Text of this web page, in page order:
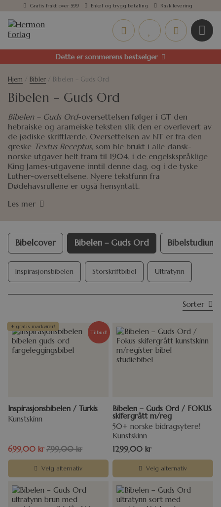
Gratis frakt over 599 Enkel og trygg betaling Rask levering
Dette er sommerens bestselger
Hjem / Bibler / Bibelen – Guds Ord
Bibelen – Guds Ord
Bibelen – Guds Ord-oversettelsen følger i GT den
hebraiske og arameiske teksten slik den er overlevert av
de jødiske skriftlærde. Oversettelsen av NT er fra den
greske Textus Receptus, som ble brukt i alle dansk-
norske utgaver helt fram til 1904, i de engelskspråklige
King James-utgavene inntil denne dag, og i de tyske
Luther-oversettelsene. Nyere tekstfunn fra
Dødehavsrullene er også hensyntatt.
Les mer
Bibelcover Bibelen – Guds Ord Bibelstudium
Inspirasjonsbibelen Storskriftbibel Ultratynn
Sorter
+ gratis markører!
Tilbud!
Inspirasjonsbibelen / Turkis
Kunstskinn
799,00kr
699,00 kr
Velg alternativ
Bibelen – Guds Ord / FOKUS
skifergrått m/reg
50+ norske bidragsytere!
Kunstskinn
1299,00 kr
Velg alternativ